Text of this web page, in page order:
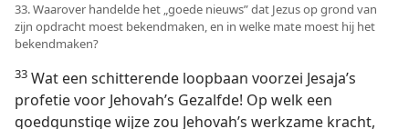
33. Waarover handelde het „goede nieuws” dat Jezus op grond van
zijn opdracht moest bekendmaken, en in welke mate moest hij het
bekendmaken?
33 Wat een schitterende loopbaan voorzei Jesaja’s
profetie voor Jehovah’s Gezalfde! Op welk een
goedgunstige wijze zou Jehovah’s werkzame kracht,